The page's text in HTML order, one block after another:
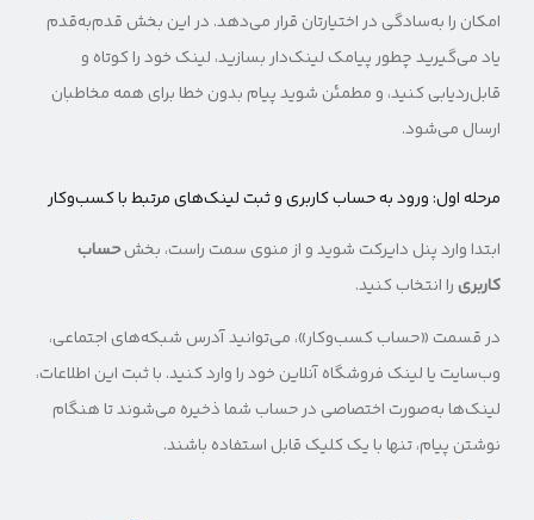
امکان را به‌سادگی در اختیارتان قرار می‌دهد. در این بخش قدم‌به‌قدم
یاد می‌گیرید چطور پیامک لینک‌دار بسازید، لینک خود را کوتاه و
قابل‌ردیابی کنید، و مطمئن شوید پیام بدون خطا برای همه مخاطبان
ارسال می‌شود.
مرحله اول: ورود به حساب کاربری و ثبت لینک‌های مرتبط با کسب‌وکار
ابتدا وارد پنل دایرکت شوید و از منوی سمت راست، بخشحساب
کاربری را انتخاب کنید.
در قسمت «حساب کسب‌وکار»، می‌توانید آدرس شبکه‌های اجتماعی،
وب‌سایت یا لینک فروشگاه آنلاین خود را وارد کنید. با ثبت این اطلاعات،
لینک‌ها به‌صورت اختصاصی در حساب شما ذخیره می‌شوند تا هنگام
نوشتن پیام، تنها با یک کلیک قابل استفاده باشند.